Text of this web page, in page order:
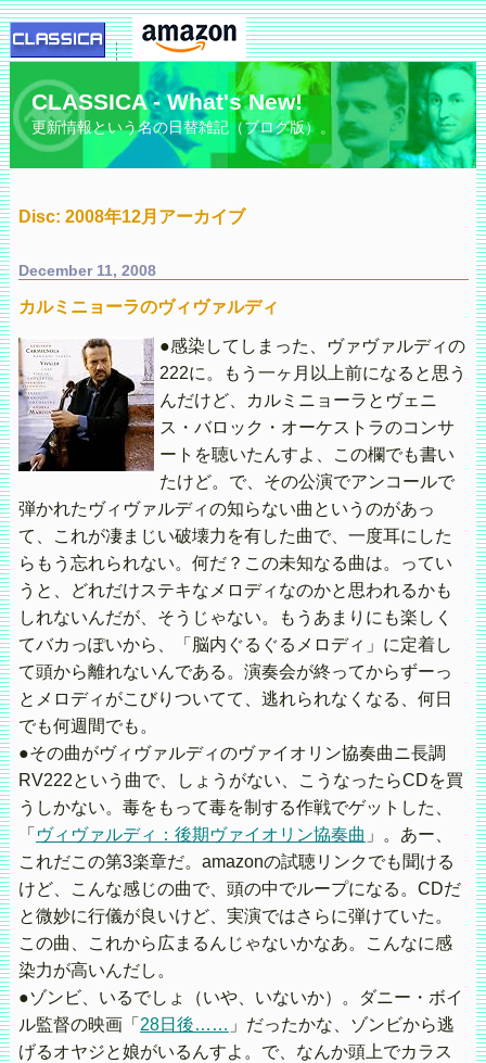
CLASSICA - What's New!
更新情報という名の日替雑記（ブログ版）。
Disc: 2008年12月アーカイブ
December 11, 2008
カルミニョーラのヴィヴァルディ
●感染してしまった、ヴァヴァルディの
222に。もう一ヶ月以上前になると思う
んだけど、カルミニョーラとヴェニ
ス・バロック・オーケストラのコンサ
ートを聴いたんすよ、この欄でも書い
たけど。で、その公演でアンコールで
弾かれたヴィヴァルディの知らない曲というのがあっ
て、これが凄まじい破壊力を有した曲で、一度耳にした
らもう忘れられない。何だ？この未知なる曲は。ってい
うと、どれだけステキなメロディなのかと思われるかも
しれないんだが、そうじゃない。もうあまりにも楽しく
てバカっぽいから、「脳内ぐるぐるメロディ」に定着し
て頭から離れないんである。演奏会が終ってからずーっ
とメロディがこびりついてて、逃れられなくなる、何日
でも何週間でも。
●その曲がヴィヴァルディのヴァイオリン協奏曲ニ長調
RV222という曲で、しょうがない、こうなったらCDを買
うしかない。毒をもって毒を制する作戦でゲットした、
「 ヴィヴァルディ：後期ヴァイオリン協奏曲 」。あー、
これだこの第3楽章だ。amazonの試聴リンクでも聞ける
けど、こんな感じの曲で、頭の中でループになる。CDだ
と微妙に行儀が良いけど、実演ではさらに弾けていた。
この曲、これから広まるんじゃないかなあ。こんなに感
染力が高いんだし。
●ゾンビ、いるでしょ（いや、いないか）。ダニー・ボイ
ル監督の映画「 28日後…… 」だったかな、ゾンビから逃
げるオヤジと娘がいるんすよ。で、なんか頭上でカラス